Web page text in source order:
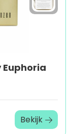
Euphoria
Bekijk